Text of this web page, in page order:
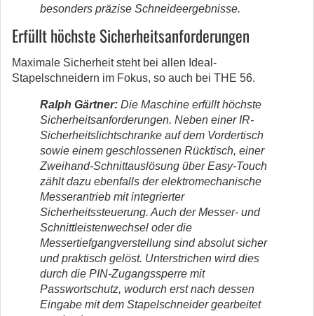
besonders präzise Schneideergebnisse.
Erfüllt höchste Sicherheitsanforderungen
Maximale Sicherheit steht bei allen Ideal-
Stapelschneidern im Fokus, so auch bei THE 56.
Ralph Gärtner: Die Maschine erfüllt höchste
Sicherheitsanforderungen. Neben einer IR-
Sicherheitslichtschranke auf dem Vordertisch
sowie einem geschlossenen Rücktisch, einer
Zweihand-Schnittauslösung über Easy-Touch
zählt dazu ebenfalls der elektromechanische
Messerantrieb mit integrierter
Sicherheitssteuerung. Auch der Messer- und
Schnittleistenwechsel oder die
Messertiefgangverstellung sind absolut sicher
und praktisch gelöst. Unterstrichen wird dies
durch die PIN-Zugangssperre mit
Passwortschutz, wodurch erst nach dessen
Eingabe mit dem Stapelschneider gearbeitet